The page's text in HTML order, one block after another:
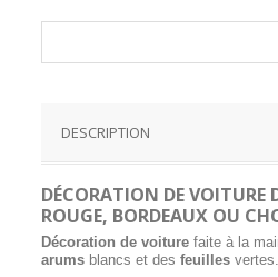
DESCRIPTION
DÉCORATION DE VOITURE
ROUGE, BORDEAUX OU
Décoration de voiturefaite à la
arums blancs et desfeuillesvertes.